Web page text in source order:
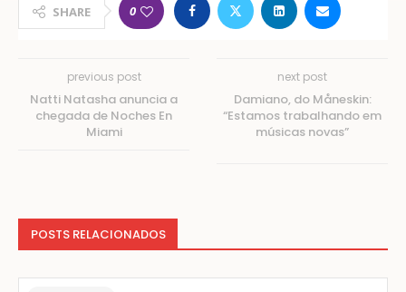
SHARE 0
previous post
Natti Natasha anuncia a
chegada de Noches En
Miami
next post
Damiano, do Måneskin:
“Estamos trabalhando em
músicas novas”
POSTS RELACIONADOS